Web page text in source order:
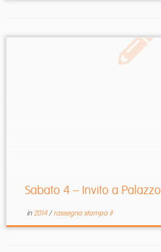
Sabato 4 – Invito a Palazzo
in 2014/rassegna stampa it